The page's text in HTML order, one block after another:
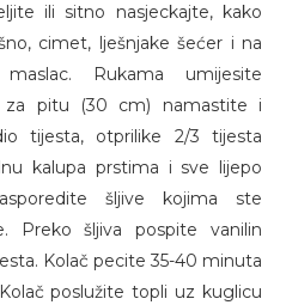
ili sitno nasjeckajte, kako
cimet, lješnjake šećer i na
Rukama umijesite
za pitu (30 cm) namastite i
tijesta, otprilike 2/3 tijesta
kalupa prstima i sve lijepo
šljive kojima ste
Preko šljiva pospite vanilin
Kolač pecite 35-40 minuta
poslužite topli uz kuglicu